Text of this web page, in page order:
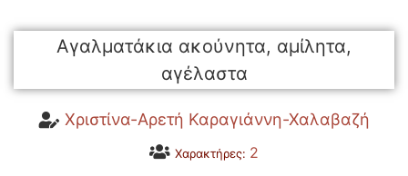
Αγαλματάκια ακούνητα, αμίλητα,
αγέλαστα
Χριστίνα-Αρετή Καραγιάννη-Χαλαβαζή
Χαρακτήρες: 2